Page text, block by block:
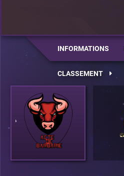
INFORMATIONS
CLASSEMENT